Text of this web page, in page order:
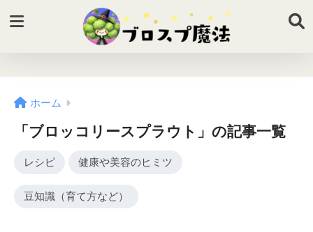
ホーム
「ブロッコリースプラウト」の記事一覧
レシピ 健康や美容のヒミツ
豆知識（育て方など）